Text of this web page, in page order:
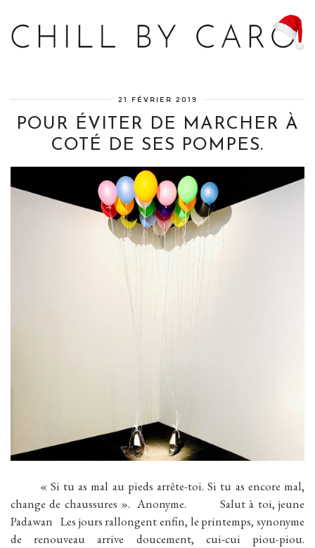
21 FÉVRIER 2019
POUR ÉVITER DE MARCHER À
COTÉ DE SES POMPES.
« Si tu as mal au pieds arrête-toi. Si tu as encore mal,
change de chaussures ». Anonyme. Salut à toi, jeune
Padawan Les jours rallongent enfin, le printemps, synonyme
de renouveau arrive doucement, cui-cui piou-piou.